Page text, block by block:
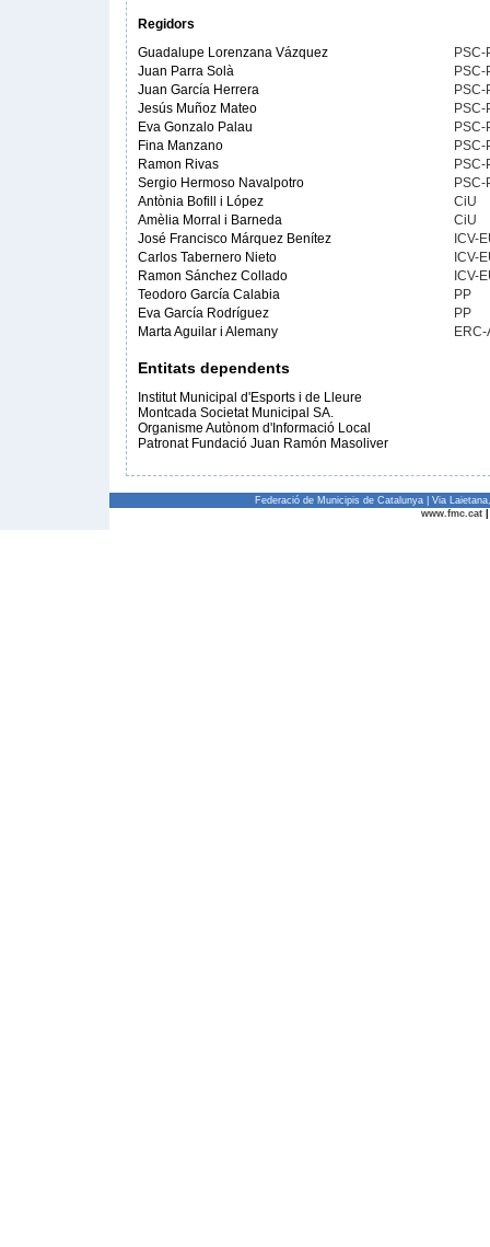
Regidors
Guadalupe Lorenzana Vázquez
PSC-
Juan Parra Solà
PSC-
Juan García Herrera
PSC-
Jesús Muñoz Mateo
PSC-
Eva Gonzalo Palau
PSC-
Fina Manzano
PSC-
Ramon Rivas
PSC-
Sergio Hermoso Navalpotro
PSC-
Antònia Bofill i López
CiU
Amèlia Morral i Barneda
CiU
José Francisco Márquez Benítez
ICV-
Carlos Tabernero Nieto
ICV-
Ramon Sánchez Collado
ICV-
Teodoro García Calabia
PP
Eva García Rodríguez
PP
Marta Aguilar i Alemany
ERC-
Entitats dependents
Institut Municipal d'Esports i de Lleure
Montcada Societat Municipal SA.
Organisme Autònom d'Informació Local
Patronat Fundació Juan Ramón Masoliver
Federació de Municipis de Catalunya | Via
www.fmc.cat